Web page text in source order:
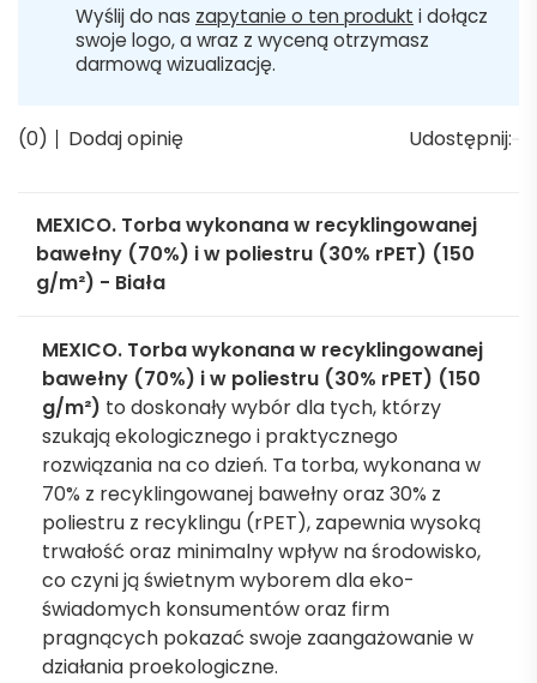
Wyślij do nas zapytanie o ten produkt i dołącz
swoje logo, a wraz z wyceną otrzymasz
darmową wizualizację.
(0) Dodaj opinię Udostępnij:
MEXICO. Torba wykonana w recyklingowanej
bawełny (70%) i w poliestru (30% rPET) (150
g/m²) - Biała
MEXICO. Torba wykonana w recyklingowanej
bawełny (70%) i w poliestru (30% rPET) (150
g/m²) to doskonały wybór dla tych, którzy
szukają ekologicznego i praktycznego
rozwiązania na co dzień. Ta torba, wykonana w
70% z recyklingowanej bawełny oraz 30% z
poliestru z recyklingu (rPET), zapewnia wysoką
trwałość oraz minimalny wpływ na środowisko,
co czyni ją świetnym wyborem dla eko-
świadomych konsumentów oraz firm
pragnących pokazać swoje zaangażowanie w
działania proekologiczne.